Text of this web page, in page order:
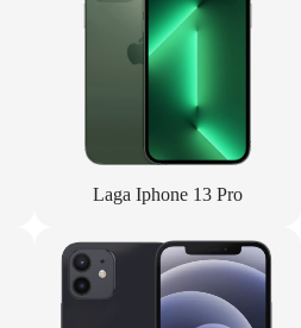
Laga Iphone 13 Pro